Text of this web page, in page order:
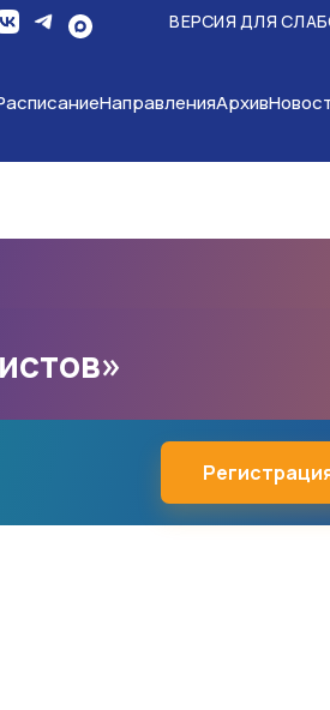
ВЕРСИЯ ДЛЯ
НаправленияАрхив